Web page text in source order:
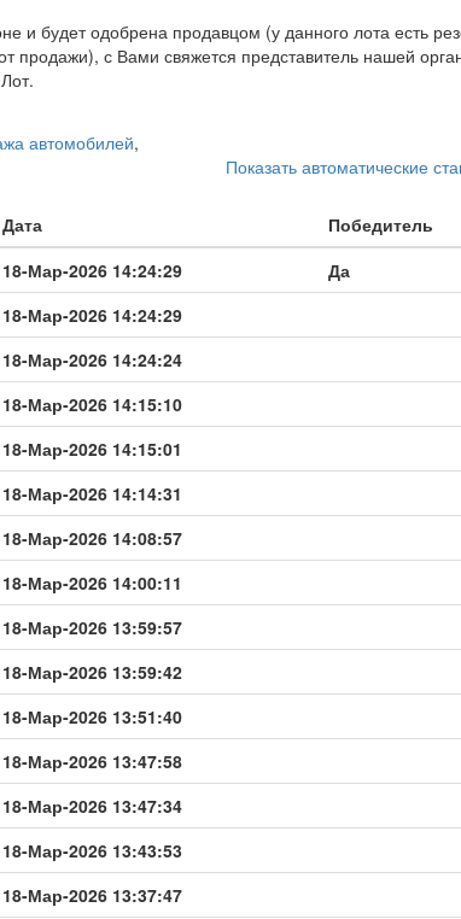
и будет одобрена продавцом (у данного лота есть
продажи), с Вами свяжется представитель нашей
автомобилей,
Показать автоматические
Дата
Победитель
18-Мар-2026 14:24:29
Да
18-Мар-2026 14:24:29
18-Мар-2026 14:24:24
18-Мар-2026 14:15:10
18-Мар-2026 14:15:01
18-Мар-2026 14:14:31
18-Мар-2026 14:08:57
18-Мар-2026 14:00:11
18-Мар-2026 13:59:57
18-Мар-2026 13:59:42
18-Мар-2026 13:51:40
18-Мар-2026 13:47:58
18-Мар-2026 13:47:34
18-Мар-2026 13:43:53
18-Мар-2026 13:37:47